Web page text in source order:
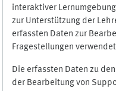
interaktiver
zur Unterstützung der
erfassten Daten zur
Fragestellungen
Die erfassten Daten zu
der Bearbeitung von